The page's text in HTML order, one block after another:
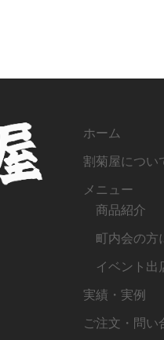
ホーム
割菊屋につい
メニュー
商品紹介
町内会の方
イベント出
実績・実例
ご注文・問い